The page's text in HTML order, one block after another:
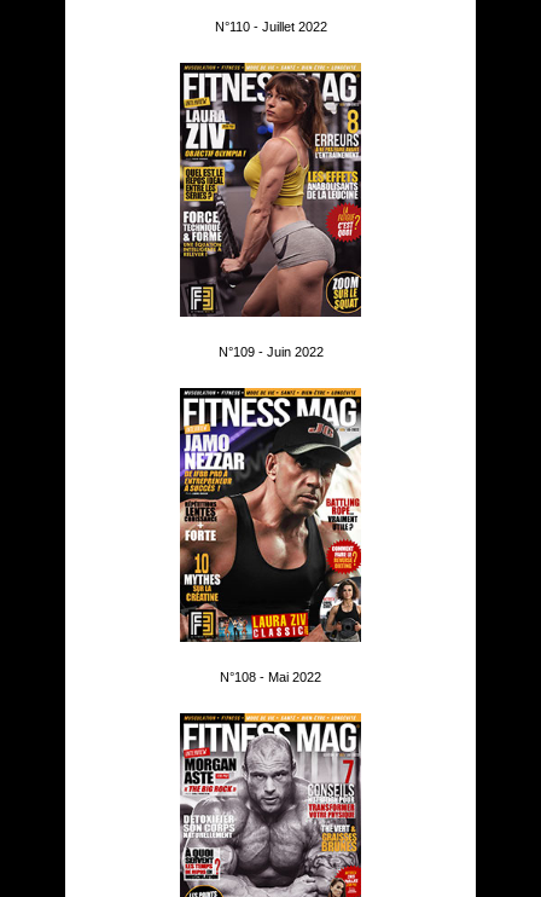
N°110 - Juillet 2022
N°109 - Juin 2022
N°108 - Mai 2022